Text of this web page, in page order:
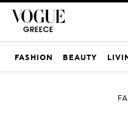
FASHION BEAUTY